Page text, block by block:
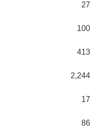
27
100
413
2,244
17
86